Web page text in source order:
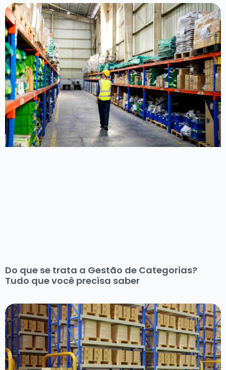
Do que se trata a Gestão de Categorias?
Tudo que você precisa saber